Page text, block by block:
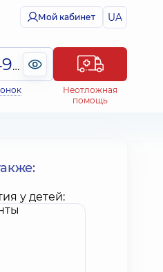
Мой кабинет UA
(044) 495-2-888
Неотложная
помощь